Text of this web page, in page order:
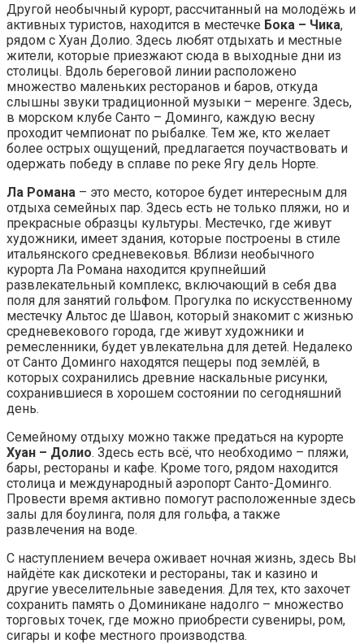
Другой необычный курорт, рассчитанный на молодёжь и
активных туристов, находится в местечке Бока – Чика,
рядом с Хуан Долио. Здесь любят отдыхать и местные
жители, которые приезжают сюда в выходные дни из
столицы. Вдоль береговой линии расположено
множество маленьких ресторанов и баров, откуда
слышны звуки традиционной музыки – меренге. Здесь,
в морском клубе Санто – Доминго, каждую весну
проходит чемпионат по рыбалке. Тем же, кто желает
более острых ощущений, предлагается поучаствовать и
одержать победу в сплаве по реке Ягу дель Норте.
Ла Романа – это место, которое будет интересным для
отдыха семейных пар. Здесь есть не только пляжи, но и
прекрасные образцы культуры. Местечко, где живут
художники, имеет здания, которые построены в стиле
итальянского средневековья. Вблизи необычного
курорта Ла Романа находится крупнейший
развлекательный комплекс, включающий в себя два
поля для занятий гольфом. Прогулка по искусственному
местечку Альтос де Шавон, который знакомит с жизнью
средневекового города, где живут художники и
ремесленники, будет увлекательна для детей. Недалеко
от Санто Доминго находятся пещеры под землёй, в
которых сохранились древние наскальные рисунки,
сохранившиеся в хорошем состоянии по сегодняшний
день.
Семейному отдыху можно также предаться на курорте
Хуан – Долио. Здесь есть всё, что необходимо – пляжи,
бары, рестораны и кафе. Кроме того, рядом находится
столица и международный аэропорт Санто-Доминго.
Провести время активно помогут расположенные здесь
залы для боулинга, поля для гольфа, а также
развлечения на воде.
С наступлением вечера оживает ночная жизнь, здесь Вы
найдёте как дискотеки и рестораны, так и казино и
другие увеселительные заведения. Для тех, кто захочет
сохранить память о Доминикане надолго – множество
торговых точек, где можно приобрести сувениры, ром,
сигары и кофе местного производства.